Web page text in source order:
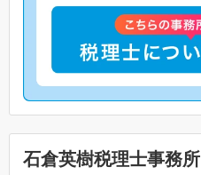
石倉英樹税理士事務所